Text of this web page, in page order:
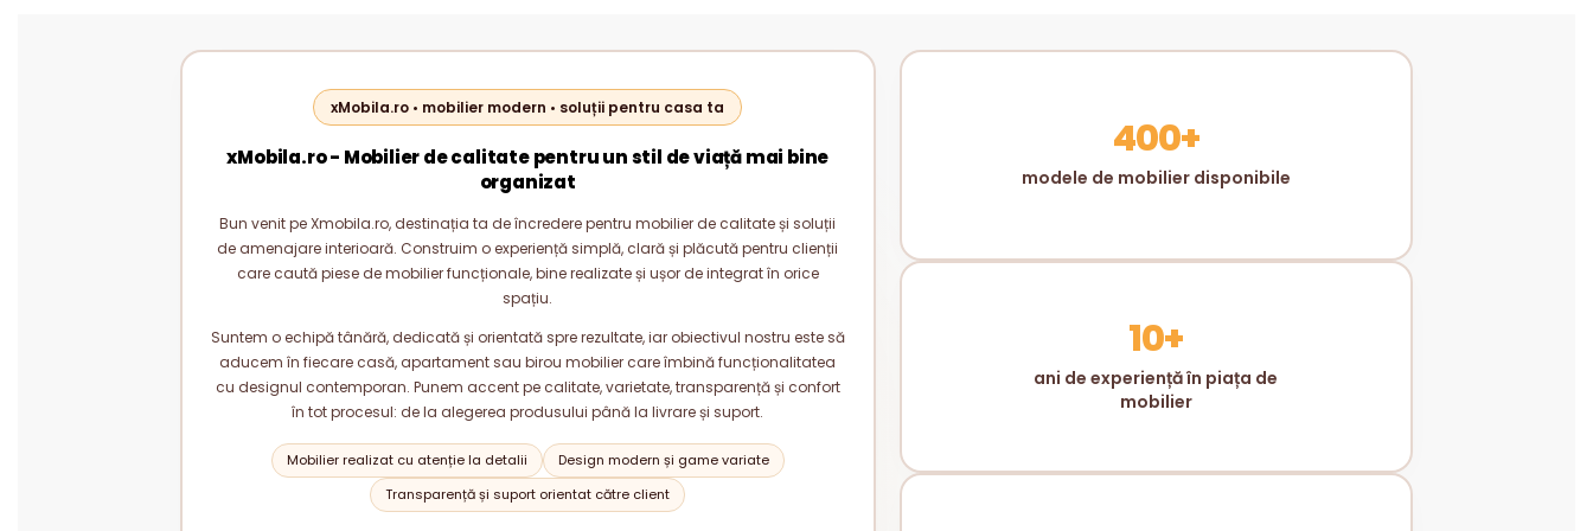
xMobila.ro • mobilier modern • soluții pentru casa ta
xMobila.ro - Mobilier de calitate pentru un stil de viață mai bine
organizat
Bun venit pe Xmobila.ro, destinația ta de încredere pentru mobilier de calitate și soluții
de amenajare interioară. Construim o experiență simplă, clară și plăcută pentru clienții
care caută piese de mobilier funcționale, bine realizate și ușor de integrat în orice
spațiu.
Suntem o echipă tânără, dedicată și orientată spre rezultate, iar obiectivul nostru este să
aducem în fiecare casă, apartament sau birou mobilier care îmbină funcționalitatea
cu designul contemporan. Punem accent pe calitate, varietate, transparență și confort
în tot procesul: de la alegerea produsului până la livrare și suport.
Mobilier realizat cu atenție la detalii
Design modern și game variate
Transparență și suport orientat către client
400+
modele de mobilier disponibile
10+
ani de experiență în piața de
mobilier